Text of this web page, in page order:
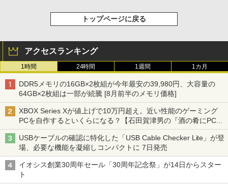
トップページに戻る
アクセスランキング
1時間 24時間 1週間 1カ月
DDR5メモリの16GB×2枚組が今年最安の39,980円、大容量の
64GB×2枚組は一部が続騰 [8月前半のメモリ価格]
XBOX Series Xが値上げで10万円超え。近い性能のゲーミング
PCを自作するといくらになる？【石田賀津男の『酒の肴にPCゲ
ーム』】
USBケーブルの確認に特化した「USB Cable Checker Lite」が登
場、必要な機能を凝縮しコンパクトに 7日発売
イオシス創業30周年セール「30周年記念祭」が14日からスター
ト